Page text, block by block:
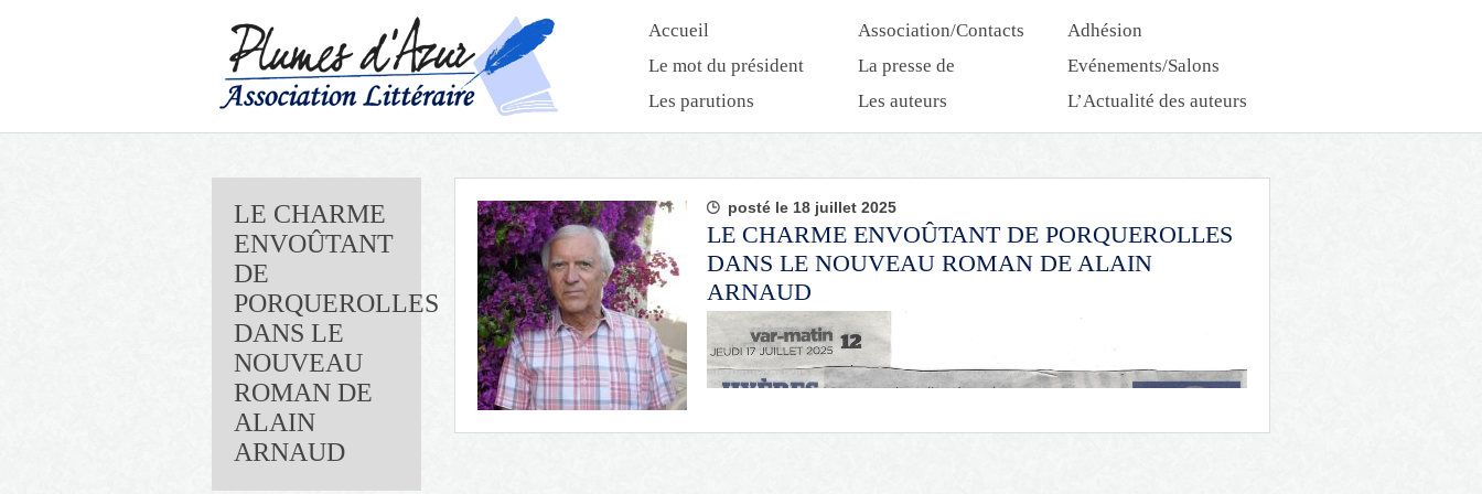
Accueil Association/Contacts
Adhésion
Le mot du président
La presse de
l’association
Evénements/Salons
Les parutions
Les auteurs
L’Actualité des auteurs
LE CHARME
ENVOÛTANT
DE
PORQUEROLLES
DANS LE
NOUVEAU
ROMAN DE
ALAIN
ARNAUD
posté le 18 juillet 2025
LE CHARME ENVOÛTANT DE PORQUEROLLES
DANS LE NOUVEAU ROMAN DE ALAIN
ARNAUD